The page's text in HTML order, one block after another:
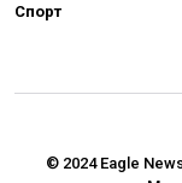
Спорт
© 2024 Eagle